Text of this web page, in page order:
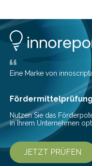
Eine Marke von
Fördermittelprüfung
Nutzen Sie das
in Ihrem Unternehmen
JETZT PRÜFEN